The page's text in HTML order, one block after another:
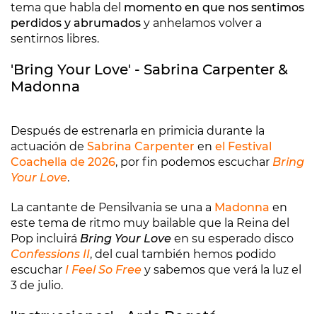
tema que habla del momento en que nos sentimos
perdidos y abrumados y anhelamos volver a
sentirnos libres.
'Bring Your Love' - Sabrina Carpenter &
Madonna
Después de estrenarla en primicia durante la
actuación de Sabrina Carpenter en el Festival
Coachella de 2026, por fin podemos escuchar Bring
Your Love.
La cantante de Pensilvania se una a Madonna en
este tema de ritmo muy bailable que la Reina del
Pop incluirá Bring Your Love en su esperado disco
Confessions II, del cual también hemos podido
escuchar I Feel So Free y sabemos que verá la luz el
3 de julio.